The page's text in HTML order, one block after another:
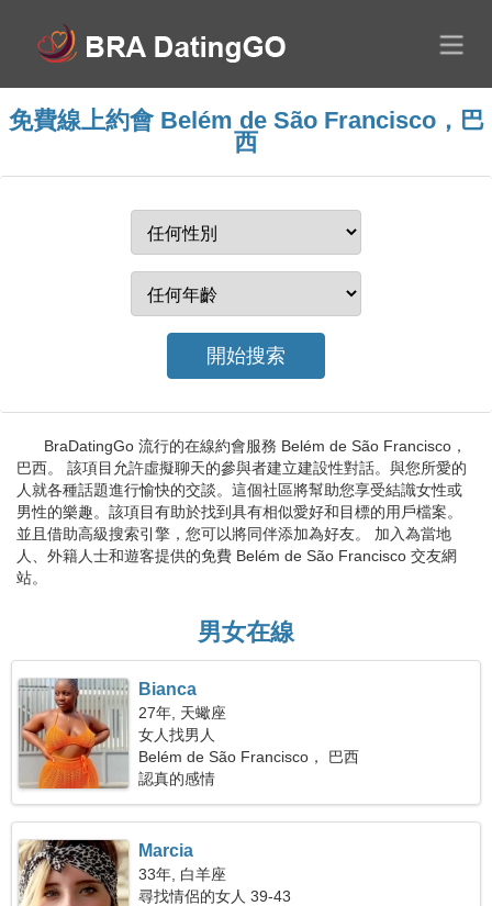
免費線上約會 Belém de São Francisco，巴
西
BraDatingGo 流行的在線約會服務 Belém de São Francisco，
巴西。 該項目允許虛擬聊天的參與者建立建設性對話。與您所愛的
人就各種話題進行愉快的交談。這個社區將幫助您享受結識女性或
男性的樂趣。該項目有助於找到具有相似愛好和目標的用戶檔案。
並且借助高級搜索引擎，您可以將同伴添加為好友。 加入為當地
人、外籍人士和遊客提供的免費 Belém de São Francisco 交友網
站。
男女在線
Bianca
27年, 天蠍座
女人找男人
Belém de São Francisco， 巴西
認真的感情
Marcia
33年, 白羊座
尋找情侶的女人 39-43